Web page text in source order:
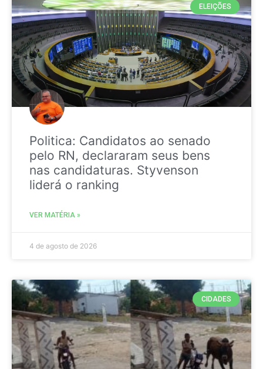
ELEIÇÕES
Politica: Candidatos ao senado
pelo RN, declararam seus bens
nas candidaturas. Styvenson
liderá o ranking
VER MATÉRIA »
4 de agosto de 2026
CIDADES